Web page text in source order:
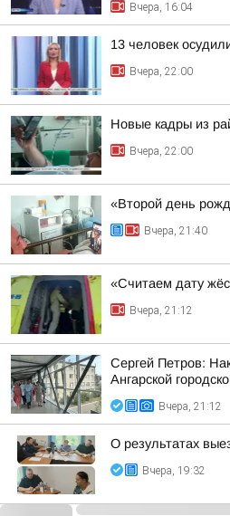
Вчера, 16:04
13 человек
Вчера, 22:00
Новые кадры из
Вчера, 22:00
«Второй день
Вчера, 21:40
«Считаем дату
Вчера, 21:12
Сергей Петров:
Ангарской
Вчера, 21:12
О результатах
Вчера, 19:32